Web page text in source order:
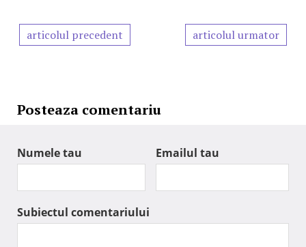
articolul precedent articolul urmator
Posteaza comentariu
Numele tau Emailul tau
Subiectul comentariului